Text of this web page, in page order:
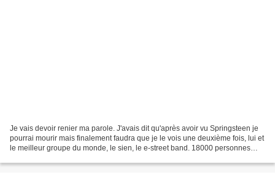
Je vais devoir renier ma parole. J'avais dit qu'après avoir vu Springsteen je
pourrai mourir mais finalement faudra que je le vois une deuxième fois, lui et
le meilleur groupe du monde, le sien, le e-street band. 18000 personnes